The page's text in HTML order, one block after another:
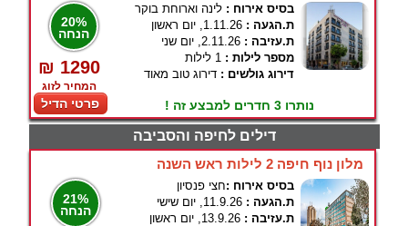
20%
הנחה
₪ 1290
המחיר לזוג
פרטי הדיל
בסיס אירוח : לינה וארוחת בוקר
ת.הגעה : 1.11.26, יום ראשון
ת.עזיבה : 2.11.26, יום שני
מספר לילות : 1 לילות
דירוג גולשים : דירוג טוב מאוד
נותרו 3 חדרים למבצע זה !
דילים לחיפה והסביבה
מלון נוף חיפה 2 לילות ראש השנה
21%
הנחה
בסיס אירוח :חצי פנסיון
ת.הגעה : 11.9.26, יום שישי
ת.עזיבה : 13.9.26, יום ראשון